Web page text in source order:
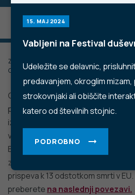
15. MAJ 2024
Vabljeni na Festival
Udeležite se delavnic,
predavanjem, okroglim
strokovnjaki ali obiščite
katero od številnih stojnic.
PODROBNO
Zadnje posodobljeno: 11.12.2022
Objavljeno: 09.09.2020
Onesnaženje zraka in obremenitev
podnebnih sprememb, kot so
izpostavljenost nevarnim
vzroki za zdravstvene težave
Evropska agencija za okolje
zdravja in okolja je pokazala, da
prispeva k 13 odstotkom smrti v
preberete na naslednji povezavi.